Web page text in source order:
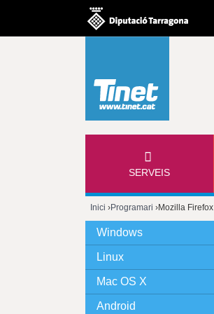
E
N
SERVEIS
Esteu
aquí
Inici ›Programari ›Mozilla Firefox
Windows
Linux
Mac OS X
Android